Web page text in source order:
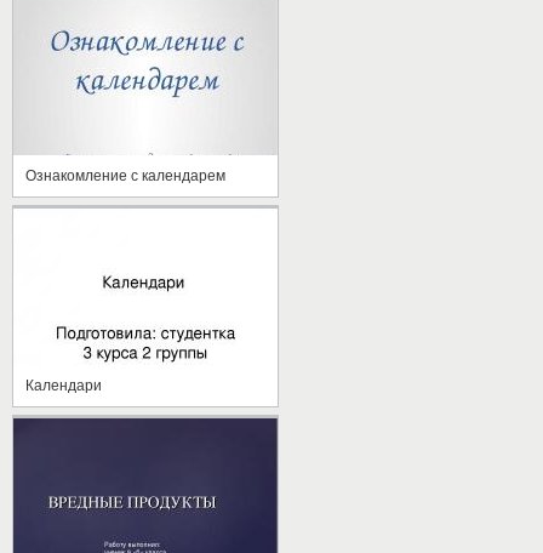
Ознакомление с календарем
Календари